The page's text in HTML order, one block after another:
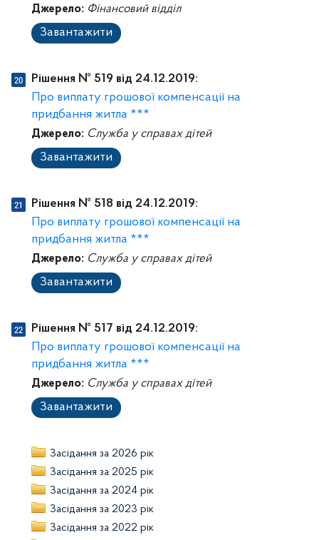
Джерело: Фінансовий відділ
Завантажити
Рішення № 519 від 24.12.2019:
Про виплату грошової компенсації на
придбання житла ***
Джерело: Служба у справах дітей
Завантажити
Рішення № 518 від 24.12.2019:
Про виплату грошової компенсації на
придбання житла ***
Джерело: Служба у справах дітей
Завантажити
Рішення № 517 від 24.12.2019:
Про виплату грошової компенсації на
придбання житла ***
Джерело: Служба у справах дітей
Завантажити
Засідання за 2026 рік
Засідання за 2025 рік
Засідання за 2024 рік
Засідання за 2023 рік
Засідання за 2022 рік